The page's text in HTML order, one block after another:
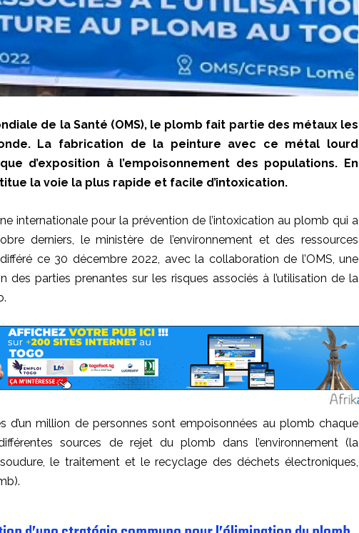
de la Santé (OMS), le plomb fait partie des métaux les
La fabrication de la peinture avec ce métal lourd
d’exposition à l’empoisonnement des populations. En
la voie la plus rapide et facile d’intoxication.
internationale pour la prévention de l’intoxication au plomb qui a
derniers, le ministère de l’environnement et des ressources
ce 30 décembre 2022, avec la collaboration de l’OMS, une
des parties prenantes sur les risques associés à l’utilisation de la
d’un million de personnes sont empoisonnées au plomb chaque
sources de rejet du plomb dans l’environnement (la
le traitement et le recyclage des déchets électroniques,